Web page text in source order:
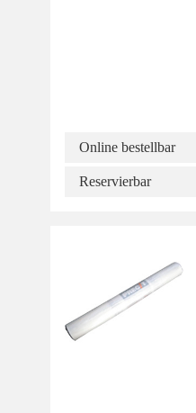
Online bestellbar
Reservierbar